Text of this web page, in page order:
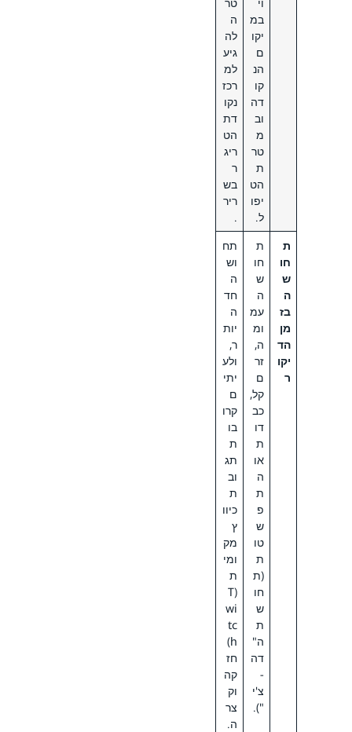
במ
יקו
ם
הנ
קו
דה
וב
מ
טר
ת
הט
יפו
ל.
ה
לה
גיע
למ
רכז
נקו
דת
הט
ריג
ר
בש
ריר
.
ת
חו
ש
ה
בז
מן
הד
יקו
ר
ת
חו
ש
ה
עמ
ומ
ה,
זר
ם
קל,
כב
דו
ת
או
ה
ת
פ
ש
טו
ת
(ת
חו
ש
ת
ה"
דה
-
צ'י
").
תח
וש
ה
חד
ה
יות
ר,
ולע
יתי
ם
קרו
בו
ת
תג
וב
ת
כיוו
ץ
מק
ומי
ת
(T
wi
tc
h)
חז
קה
וק
צר
ה.